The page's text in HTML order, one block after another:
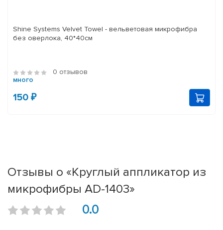
Shine Systems Velvet Towel - вельветовая микрофибра
без оверлока, 40*40см
0 отзывов
много
150 ₽
Отзывы о «Круглый аппликатор из
микрофибры AD-1403»
0.0